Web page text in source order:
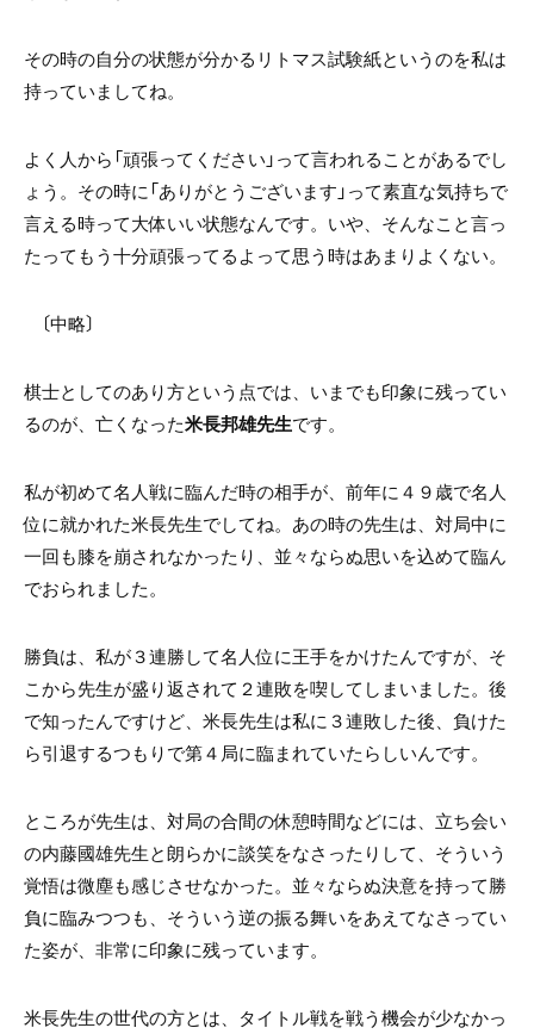
その時の自分の状態が分かるリトマス試験紙というのを私は
持っていましてね。
よく人から「頑張ってください」って言われることがあるでし
ょう。 その時に「ありがとうございます」って素直な気持ちで
言える時って大体いい状態なんです。いや、そんなこと言っ
たってもう十分頑張ってるよって思う時はあまりよくない。
〔中略〕
棋士としてのあり方という点では、いまでも印象に残ってい
るのが、亡くなった米長邦雄先生です。
私が初めて名人戦に臨んだ時の相手が、前年に４９歳で名人
位に就かれた米長先生でしてね。あの時の先生は、対局中に
一回も膝を崩されなかったり、並々ならぬ思いを込めて臨ん
でおられました。
勝負は、私が３連勝して名人位に王手をかけたんですが、そ
こから先生が盛り返されて２連敗を喫してしまいました。後
で知ったんですけど、米長先生は私に３連敗した後、負けた
ら引退するつもりで第４局に臨まれていたらしいんです。
ところが先生は、対局の合間の休憩時間などには、立ち会い
の内藤國雄先生と朗らかに談笑をなさったりして、そういう
覚悟は微塵も感じさせなかった。並々ならぬ決意を持って勝
負に臨みつつも、そういう逆の振る舞いをあえてなさってい
た姿が、非常に印象に残っています。
米長先生の世代の方とは、タイトル戦を戦う機会が少なかっ